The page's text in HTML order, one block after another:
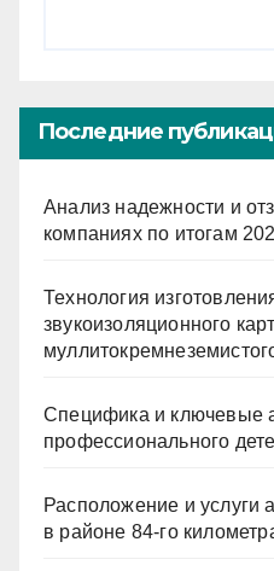
Последние
Анализ надежности и
компаниях по итогам
Технология
звукоизоляционного
Специфика и ключевые
профессионального
Расположение и услуги
в районе 84-го